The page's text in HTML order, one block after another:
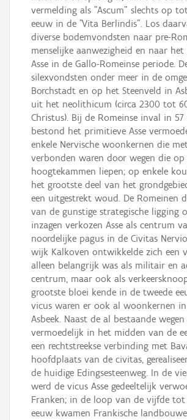
vermelding als "Ascum" slechts op
eeuw in de "Vita Berlindis". Los
diverse bodemvondsten naar pre-
menselijke aanwezigheid en naar
Asse in de Gallo-Romeinse periode.
silexvondsten onder meer in de
Borchstadt en op het Steenveld in
uit het neolithicum (circa 2300 tot
Christus). Bij de Romeinse inval in
bestond het primitieve Asse
enkele Nervische woonkernen die
verbonden waren door wegen die op
hoogtekammen liepen; op enkele
het grootste deel van het
een uitgestrekt woud. De Romeinen
van de gunstige strategische ligging
inzagen verkozen Asse als centrum
noordelijke pagus in de Civitas
wijk Kalkoven ontwikkelde zich een
alleen belangrijk was als militair en
centrum, maar ook als
grootste bloei kende in de tweede
vicus waren er ook al woonkernen
Asbeek. Naast de al bestaande wegen
vermoedelijk in het midden van de
een rechtstreekse verbinding met
hoofdplaats van de civitas,
de huidige Edingsesteenweg. In de
werd de vicus Asse gedeeltelijk
Franken; in de loop van de vijfde tot
eeuw kwamen Frankische